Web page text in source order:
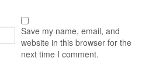
Save my name, email, and
website in this browser for the
next time I comment.